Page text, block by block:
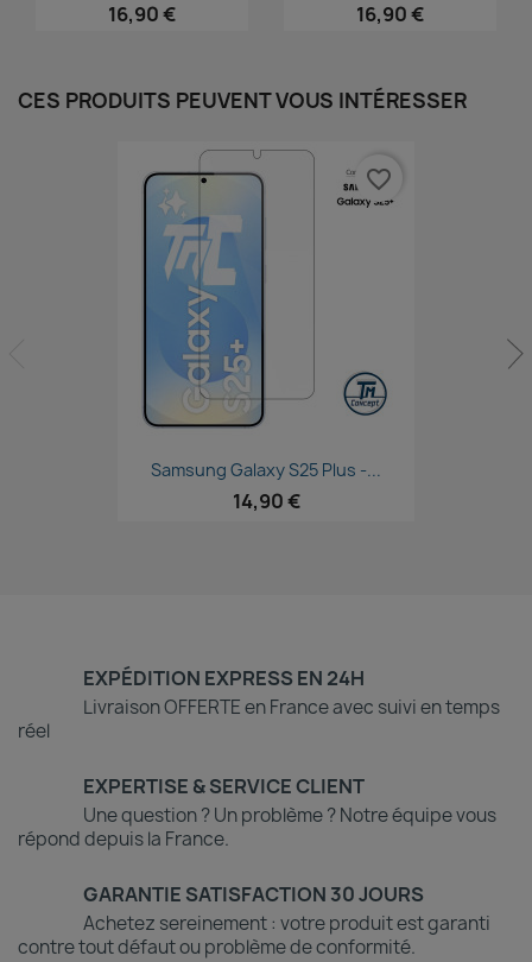
16,90 € 16,90 €
CES PRODUITS PEUVENT VOUS INTÉRESSER
Aperçu rapide
Samsung Galaxy S25 Plus -...
14,90 €
favorite_border
EXPÉDITION EXPRESS EN 24H
Livraison OFFERTE en France avec suivi en temps
réel
EXPERTISE & SERVICE CLIENT
Une question ? Un problème ? Notre équipe vous
répond depuis la France.
GARANTIE SATISFACTION 30 JOURS
Achetez sereinement : votre produit est garanti
contre tout défaut ou problème de conformité.